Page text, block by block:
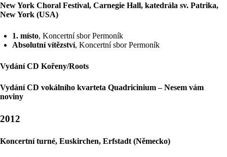
New York Choral Festival, Carnegie Hall, katedrála sv. Patrika,
New York (USA)
1. místo, Koncertní sbor Permoník
Absolutní vítězství, Koncertní sbor Permoník
Vydání CD Kořeny/Roots
Vydání CD vokálního kvarteta Quadricinium – Nesem vám
noviny
2012
Koncertní turné, Euskirchen, Erfstadt (Německo)